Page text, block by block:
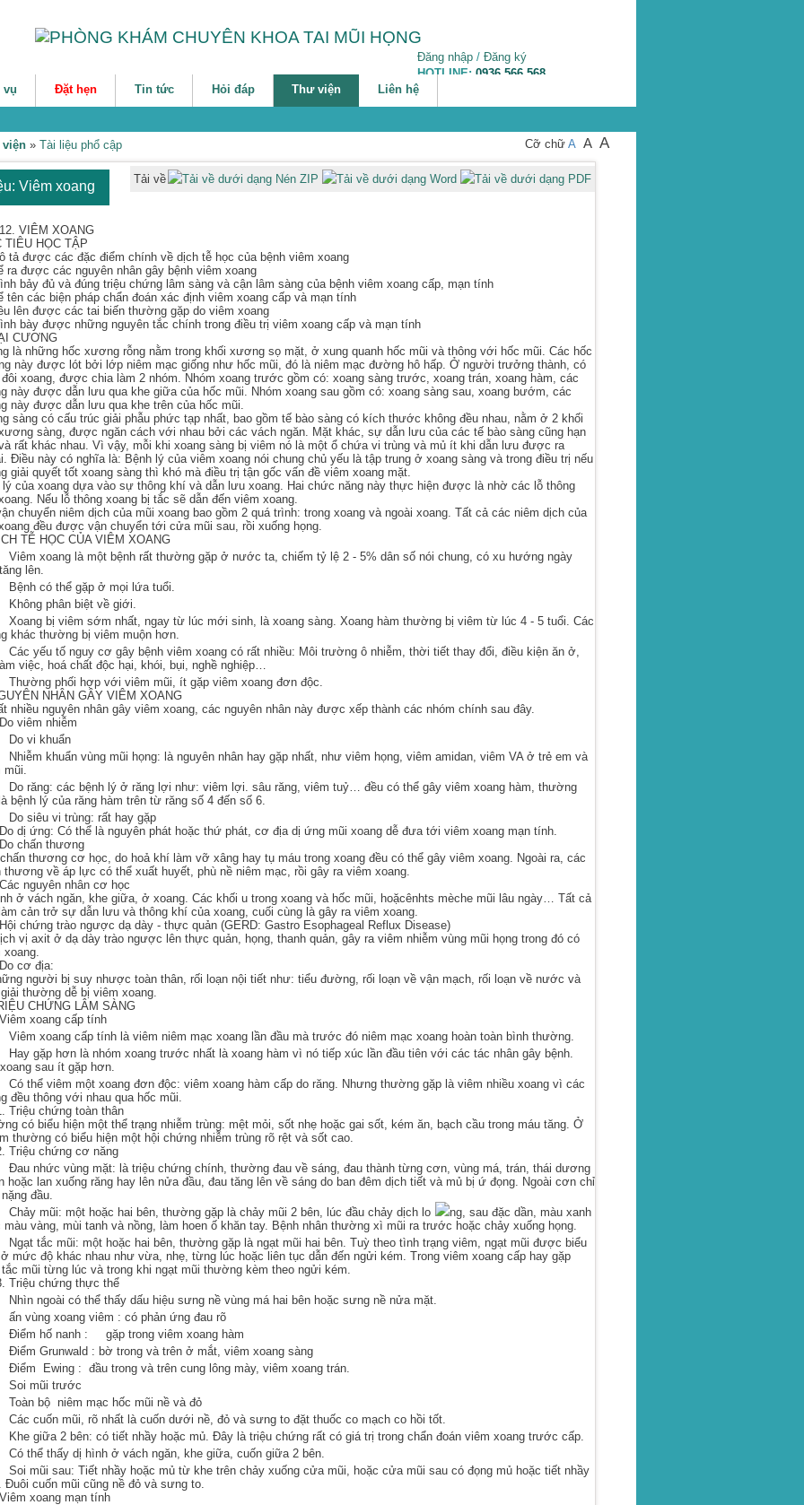
Đăng nhập/ Đăng ký
HOTLINE: 0936.566.568
Add: 33/38 Phương Mai, Đống Đa, HN
vụ Đặt hẹn Tin tức Hỏi đáp Thư viện Liên hệ
» Tài liệu phổ cập Cỡ chữ A A A
Viêm xoang Tải về
VIÊM XOANG
TIÊU HỌC TẬP
tả được các đặc điểm chính về dịch tễ học của bệnh viêm xoang
ra được các nguyên nhân gây bệnh viêm xoang
bảy đủ và đúng triệu chứng lâm sàng và cận lâm sàng của bệnh viêm xoang cấp, mạn tính
tên các biện pháp chẩn đoán xác định viêm xoang cấp và mạn tính
lên được các tai biến thường gặp do viêm xoang
bày được những nguyên tắc chính trong điều trị viêm xoang cấp và mạn tính
CƯƠNG
là những hốc xương rỗng nằm trong khối xương sọ mặt, ở xung quanh hốc mũi và thông với hốc mũi. Các hốc
này được lót bởi lớp niêm mạc giống như hốc mũi, đó là niêm mạc đường hô hấp. Ở người trưởng thành, có
đôi xoang, được chia làm 2 nhóm. Nhóm xoang trước gồm có: xoang sàng trước, xoang trán, xoang hàm, các
này được dẫn lưu qua khe giữa của hốc mũi. Nhóm xoang sau gồm có: xoang sàng sau, xoang bướm, các
này được dẫn lưu qua khe trên của hốc mũi.
sàng có cấu trúc giải phẫu phức tạp nhất, bao gồm tế bào sàng có kích thước không đều nhau, nằm ở 2 khối
sàng, được ngăn cách với nhau bởi các vách ngăn. Mặt khác, sự dẫn lưu của các tế bào sàng cũng hạn
rất khác nhau. Vì vậy, mỗi khi xoang sàng bị viêm nó là một ổ chứa vi trùng và mủ ít khi dẫn lưu được ra
Điều này có nghĩa là: Bệnh lý của viêm xoang nói chung chủ yếu là tập trung ở xoang sàng và trong điều trị nếu
giải quyết tốt xoang sàng thì khó mà điều trị tận gốc vấn đề viêm xoang mặt.
lý của xoang dựa vào sự thông khí và dẫn lưu xoang. Hai chức năng này thực hiện được là nhờ các lỗ thông
Nếu lỗ thông xoang bị tắc sẽ dẫn đến viêm xoang.
chuyển niêm dịch của mũi xoang bao gồm 2 quá trình: trong xoang và ngoài xoang. Tất cả các niêm dịch của
đều được vận chuyển tới cửa mũi sau, rồi xuống họng.
TỄ HỌC CỦA VIÊM XOANG
xoang là một bệnh rất thường gặp ở nước ta, chiếm tỷ lệ 2 - 5% dân số nói chung, có xu hướng ngày
lên.
có thể gặp ở mọi lứa tuổi.
phân biệt về giới.
bị viêm sớm nhất, ngay từ lúc mới sinh, là xoang sàng. Xoang hàm thường bị viêm từ lúc 4 - 5 tuổi. Các
khác thường bị viêm muộn hơn.
yếu tố nguy cơ gây bệnh viêm xoang có rất nhiều: Môi trường ô nhiễm, thời tiết thay đổi, điều kiện ăn ở,
việc, hoá chất độc hại, khói, bụi, nghề nghiệp…
phối hợp với viêm mũi, ít gặp viêm xoang đơn độc.
NHÂN GÂY VIÊM XOANG
nhiều nguyên nhân gây viêm xoang, các nguyên nhân này được xếp thành các nhóm chính sau đây.
viêm nhiễm
vi khuẩn
khuẩn vùng mũi họng: là nguyên nhân hay gặp nhất, như viêm họng, viêm amidan, viêm VA ở trẻ em và
mũi.
răng: các bệnh lý ở răng lợi như: viêm lợi. sâu răng, viêm tuỷ… đều có thể gây viêm xoang hàm, thường
bệnh lý của răng hàm trên từ răng số 4 đến số 6.
siêu vi trùng: rất hay gặp
dị ứng: Có thể là nguyên phát hoặc thứ phát, cơ địa dị ứng mũi xoang dễ đưa tới viêm xoang mạn tính.
chấn thương
thương cơ học, do hoả khí làm vỡ xâng hay tụ máu trong xoang đều có thể gây viêm xoang. Ngoài ra, các
thương về áp lực có thể xuất huyết, phù nề niêm mạc, rồi gây ra viêm xoang.
nguyên nhân cơ học
ở vách ngăn, khe giữa, ở xoang. Các khối u trong xoang và hốc mũi, hoặcênhts mèche mũi lâu ngày… Tất cả
cản trở sự dẫn lưu và thông khí của xoang, cuối cùng là gây ra viêm xoang.
chứng trào ngược dạ dày - thực quản (GERD: Gastro Esophageal Reflux Disease)
vị axit ở dạ dày trào ngược lên thực quản, họng, thanh quản, gây ra viêm nhiễm vùng mũi họng trong đó có
xoang.
cơ địa:
người bị suy nhược toàn thân, rối loạn nội tiết như: tiểu đường, rối loạn về vận mạch, rối loạn về nước và
thường dễ bị viêm xoang.
CHỨNG LÂM SÀNG
xoang cấp tính
xoang cấp tính là viêm niêm mạc xoang lần đầu mà trước đó niêm mạc xoang hoàn toàn bình thường.
gặp hơn là nhóm xoang trước nhất là xoang hàm vì nó tiếp xúc lần đầu tiên với các tác nhân gây bệnh.
sau ít gặp hơn.
thể viêm một xoang đơn độc: viêm xoang hàm cấp do răng. Nhưng thường gặp là viêm nhiều xoang vì các
đều thông với nhau qua hốc mũi.
Triệu chứng toàn thân
có biểu hiện một thể trạng nhiễm trùng: mệt mỏi, sốt nhẹ hoặc gai sốt, kém ăn, bạch cầu trong máu tăng. Ở
thường có biểu hiện một hội chứng nhiễm trùng rõ rệt và sốt cao.
Triệu chứng cơ năng
nhức vùng mặt: là triệu chứng chính, thường đau về sáng, đau thành từng cơn, vùng má, trán, thái dương
hoặc lan xuống răng hay lên nửa đầu, đau tăng lên về sáng do ban đêm dịch tiết và mủ bị ứ đọng. Ngoài cơn chỉ
đầu.
mũi: một hoặc hai bên, thường gặp là chảy mũi 2 bên, lúc đầu chảy dịch lo
ng, sau đặc dần, màu xanh
màu vàng, mùi tanh và nồng, làm hoen ố khăn tay. Bệnh nhân thường xì mũi ra trước hoặc chảy xuống họng.
tắc mũi: một hoặc hai bên, thường gặp là ngạt mũi hai bên. Tuỳ theo tình trạng viêm, ngạt mũi được biểu
ở mức độ khác nhau như vừa, nhẹ, từng lúc hoặc liên tục dẫn đến ngửi kém. Trong viêm xoang cấp hay gặp
tắc mũi từng lúc và trong khi ngạt mũi thường kèm theo ngửi kém.
Triệu chứng thực thể
ngoài có thể thấy dấu hiệu sưng nề vùng má hai bên hoặc sưng nề nửa mặt.
vùng xoang viêm : có phản ứng đau rõ
hố nanh : gặp trong viêm xoang hàm
Grunwald : bờ trong và trên ở mắt, viêm xoang sàng
Ewing : đầu trong và trên cung lông mày, viêm xoang trán.
mũi trước
bộ niêm mạc hốc mũi nề và đỏ
cuốn mũi, rõ nhất là cuốn dưới nề, đỏ và sưng to đặt thuốc co mạch co hồi tốt.
giữa 2 bên: có tiết nhầy hoặc mủ. Đây là triệu chứng rất có giá trị trong chẩn đoán viêm xoang trước cấp.
thể thấy dị hình ở vách ngăn, khe giữa, cuốn giữa 2 bên.
mũi sau: Tiết nhầy hoặc mủ từ khe trên chảy xuống cửa mũi, hoặc cửa mũi sau có đọng mủ hoặc tiết nhầy
Đuôi cuốn mũi cũng nề đỏ và sưng to.
xoang mạn tính